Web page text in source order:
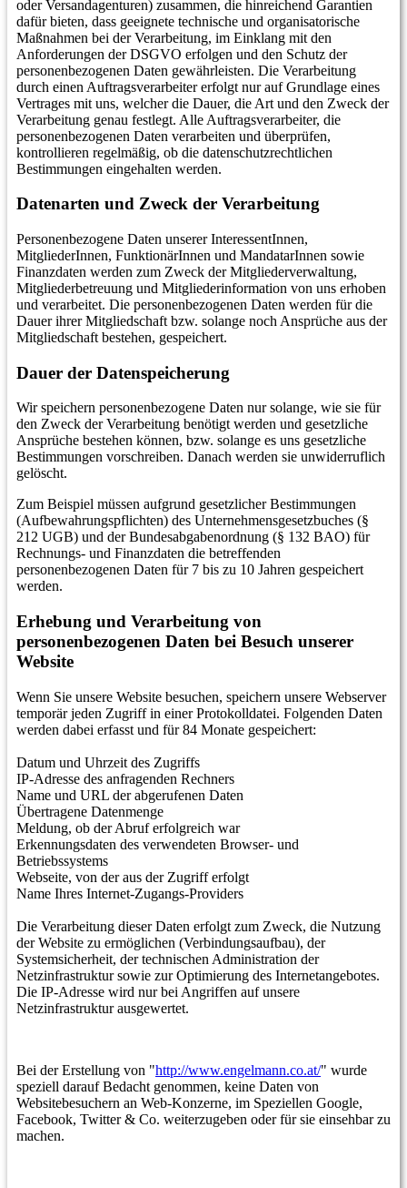
oder Versandagenturen) zusammen, die hinreichend Garantien
dafür bieten, dass geeignete technische und organisatorische
Maßnahmen bei der Verarbeitung, im Einklang mit den
Anforderungen der DSGVO erfolgen und den Schutz der
personenbezogenen Daten gewährleisten. Die Verarbeitung
durch einen Auftragsverarbeiter erfolgt nur auf Grundlage eines
Vertrages mit uns, welcher die Dauer, die Art und den Zweck der
Verarbeitung genau festlegt. Alle Auftragsverarbeiter, die
personenbezogenen Daten verarbeiten und überprüfen,
kontrollieren regelmäßig, ob die datenschutzrechtlichen
Bestimmungen eingehalten werden.
Datenarten und Zweck der Verarbeitung
Personenbezogene Daten unserer InteressentInnen,
MitgliederInnen, FunktionärInnen und MandatarInnen sowie
Finanzdaten werden zum Zweck der Mitgliederverwaltung,
Mitgliederbetreuung und Mitgliederinformation von uns erhoben
und verarbeitet. Die personenbezogenen Daten werden für die
Dauer ihrer Mitgliedschaft bzw. solange noch Ansprüche aus der
Mitgliedschaft bestehen, gespeichert.
Dauer der Datenspeicherung
Wir speichern personenbezogene Daten nur solange, wie sie für
den Zweck der Verarbeitung benötigt werden und gesetzliche
Ansprüche bestehen können, bzw. solange es uns gesetzliche
Bestimmungen vorschreiben. Danach werden sie unwiderruflich
gelöscht.
Zum Beispiel müssen aufgrund gesetzlicher Bestimmungen
(Aufbewahrungspflichten) des Unternehmensgesetzbuches (§
212 UGB) und der Bundesabgabenordnung (§ 132 BAO) für
Rechnungs- und Finanzdaten die betreffenden
personenbezogenen Daten für 7 bis zu 10 Jahren gespeichert
werden.
Erhebung und Verarbeitung von
personenbezogenen Daten bei Besuch unserer
Website
Wenn Sie unsere Website besuchen, speichern unsere Webserver
temporär jeden Zugriff in einer Protokolldatei. Folgenden Daten
werden dabei erfasst und für 84 Monate gespeichert:
Datum und Uhrzeit des Zugriffs
IP-Adresse des anfragenden Rechners
Name und URL der abgerufenen Daten
Übertragene Datenmenge
Meldung, ob der Abruf erfolgreich war
Erkennungsdaten des verwendeten Browser- und
Betriebssystems
Webseite, von der aus der Zugriff erfolgt
Name Ihres Internet-Zugangs-Providers
Die Verarbeitung dieser Daten erfolgt zum Zweck, die Nutzung
der Website zu ermöglichen (Verbindungsaufbau), der
Systemsicherheit, der technischen Administration der
Netzinfrastruktur sowie zur Optimierung des Internetangebotes.
Die IP-Adresse wird nur bei Angriffen auf unsere
Netzinfrastruktur ausgewertet.
Bei der Erstellung von "http://www.engelmann.co.at/" wurde
speziell darauf Bedacht genommen, keine Daten von
Websitebesuchern an Web-Konzerne, im Speziellen Google,
Facebook, Twitter & Co. weiterzugeben oder für sie einsehbar zu
machen.